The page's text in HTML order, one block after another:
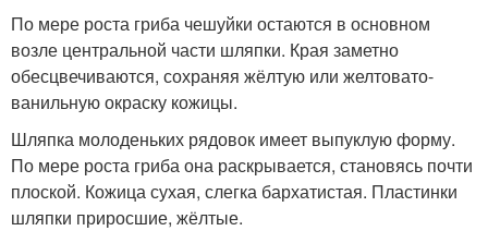
По мере роста гриба чешуйки остаются в основном
возле центральной части шляпки. Края заметно
обесцвечиваются, сохраняя жёлтую или желтовато-
ванильную окраску кожицы.
Шляпка молоденьких рядовок имеет выпуклую форму.
По мере роста гриба она раскрывается, становясь почти
плоской. Кожица сухая, слегка бархатистая. Пластинки
шляпки приросшие, жёлтые.